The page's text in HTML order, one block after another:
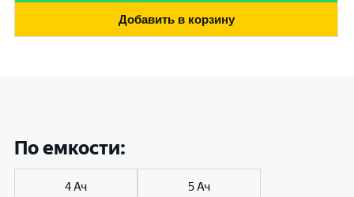
Добавить в корзину
По емкости:
4 Ач 5 Ач